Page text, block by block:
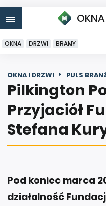
OKNA DRZWI BRAMY
OKNA I DRZWI PULS
Pilkington
Przyjaciół
Stefana
Pod koniec marca
działalność